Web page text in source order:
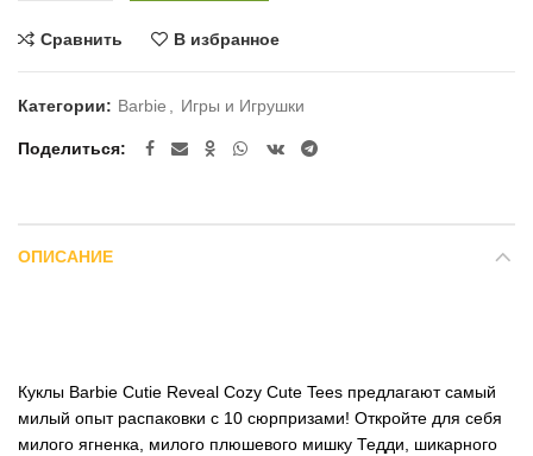
Сравнить В избранное
Категории: Barbie , Игры и Игрушки
Поделиться
ОПИСАНИЕ
Куклы Barbie Cutie Reveal Cozy Cute Tees предлагают самый
милый опыт распаковки с 10 сюрпризами! Откройте для себя
милого ягненка, милого плюшевого мишку Тедди, шикарного